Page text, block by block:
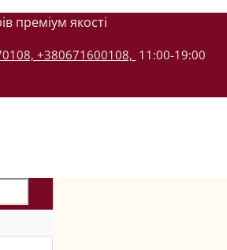
преміум якості
+380671600108, 11:00-19:00